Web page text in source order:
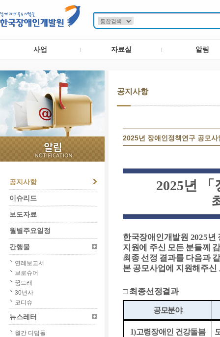
사업 자료실 알림
공지사항
이슈리드
보도자료
월별주요일정
간행물
연례보고서
브로슈어
꿈드래
30년사
코디슈
뉴스레터
월간 디딤돌
공지사항
2025년 장애인정책연구 공모
2025년 「
한국장애인개발원 2025년
지원에 주신 모든 분들께
최종 선정 결과를 다음과
본 공모사업에 지원해주
□최종선정결과
공모분야
1)고령장애인 건강돌봄